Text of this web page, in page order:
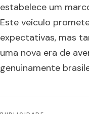
estabelece um
Este veículo
expectativas, mas
uma nova era de
genuinamente